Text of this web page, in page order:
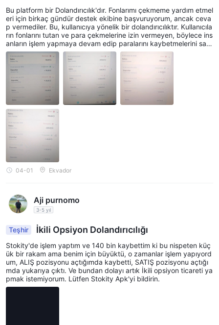
Bu platform bir Dolandırıcılık'dır. Fonlarımı çekmeme yardım etmel
eri için birkaç gündür destek ekibine başvuruyorum, ancak ceva
p vermediler. Bu, kullanıcıya yönelik bir dolandırıcılıktır. Kullanıcıla
rın fonlarını tutan ve para çekmelerine izin vermeyen, böylece ins
anların işlem yapmaya devam edip paralarını kaybetmelerini sağl
ayan bu platforma karşı şikayet dilekçesi vermek için yardıma iht
iyacım var. Bu platformun amacı budur. Sahibiyle iletişime geçme
k veya daha fazla insanın bu Dolandırıcılık'ye kanmaması için nas
ıl kamuoyu şikayetinde bulunulacağını anlamak için yardıma ihtiy
acım var.
04-01 Ekvador
Aji purnomo
3-5 yıl
Teşhir İkili Opsiyon Dolandırıcılığı
Stokity'de işlem yaptım ve 140 bin kaybettim ki bu nispeten küç
ük bir rakam ama benim için büyüktü, o zamanlar işlem yapıyord
um, ALIŞ pozisyonu açtığımda kaybetti, SATIŞ pozisyonu açtığı
mda yukarıya çıktı. Ve bundan dolayı artık İkili opsiyon ticareti ya
pmak istemiyorum. Lütfen Stokity Apk'yi bildirin.